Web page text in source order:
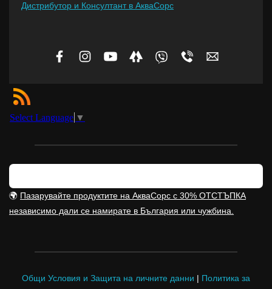
Дистрибутор и Консултант в АкваСорс
Select Language ▼
🌍 Пазарувайте продуктите на АкваСорс с 30% ОТСТЪПКА
независимо дали се намирате в България или чужбина.
Общи Условия и Защита на личните данни | Политика за